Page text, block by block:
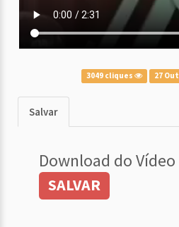
3049 cliques 27 Out
Salvar
Download do Vídeo
SALVAR